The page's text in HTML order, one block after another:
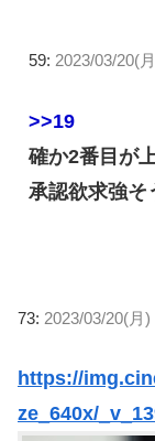
59: 2023/03/20(
>>19
確か2番目が
承認欲求強そ
73: 2023/03/20(月
https://
ze_640x/